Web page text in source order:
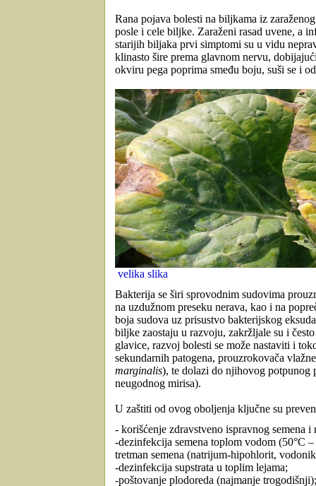
Rana pojava bolesti na biljkama iz
posle i cele biljke. Zaraženi rasad uvene, a
starijih biljaka prvi simptomi su u vidu
klinasto šire prema glavnom nervu,
okviru pega poprima smeđu boju, suši se i
velika slika
Bakterija se širi sprovodnim sudovima
na uzdužnom preseku nerava, kao i na
boja sudova uz prisustvo bakterijskog
biljke zaostaju u razvoju, zakržljale su i
glavice, razvoj bolesti se može nastaviti i
sekundarnih patogena, prouzrokovača
marginalis), te dolazi do njihovog potpunog
neugodnog mirisa).
U zaštiti od ovog oboljenja ključne su
- korišćenje zdravstveno ispravnog semena i
-dezinfekcija semena toplom vodom (50°C
tretman semena (natrijum-hipohlorit,
-dezinfekcija supstrata u toplim lejama;
-poštovanje plodoreda (najmanje trogodišnji);